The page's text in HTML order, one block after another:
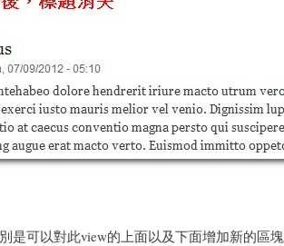
是可以對此view的上面以及下面增加新的區塊